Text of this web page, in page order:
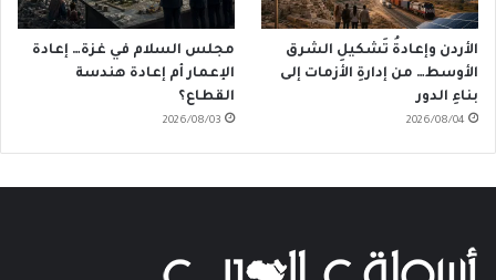
الأردن وإعادةُ تَشكيلِ الشرق
الأوسط… من إدارةِ الأزمات إلى
بناءِ الدور
2026/08/04
مجلس السلام في غزة… إعادة
الإعمار أم إعادة هندسة
القطاع؟
2026/08/03